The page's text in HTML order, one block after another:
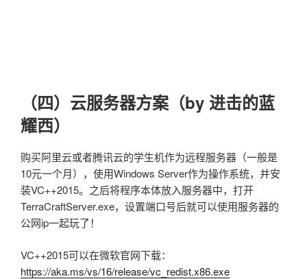
（四）云服务器方案（by 进击的蓝
耀西）
购买阿里云或者腾讯云的学生机作为远程服务器（一般是
10元一个月），使用Windows Server作为操作系统，并安
装VC++2015。之后将程序本体放入服务器中，打开
TerraCraftServer.exe，设置端口号后就可以使用服务器的
公网ip一起玩了！
VC++2015可以在微软官网下载：
https://aka.ms/vs/16/release/vc_redist.x86.exe